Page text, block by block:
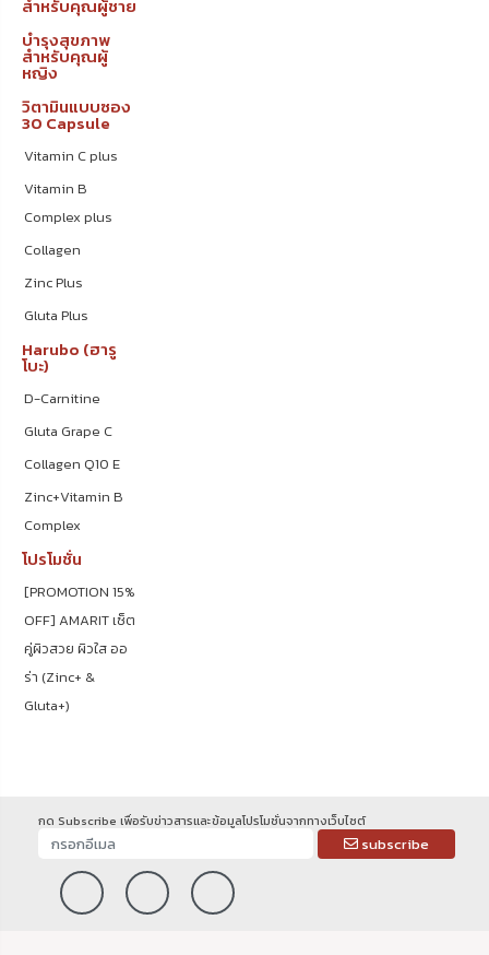
สำหรับคุณผู้ชาย
บำรุงสุขภาพ
สำหรับคุณผู้
หญิง
วิตามินแบบซอง
30 Capsule
Vitamin C plus
Vitamin B
Complex plus
Collagen
Zinc Plus
Gluta Plus
Harubo (ฮารู
โบะ)
D-Carnitine
Gluta Grape C
Collagen Q10 E
Zinc+Vitamin B
Complex
โปรโมชั่น
[PROMOTION 15%
OFF] AMARIT เซ็ต
คู่ผิวสวย ผิวใส ออ
ร่า (Zinc+ &
Gluta+)
กด Subscribe เพื่อรับข่าวสารและข้อมูลโปรโมชั่นจากทางเว็บไซต์
subscribe